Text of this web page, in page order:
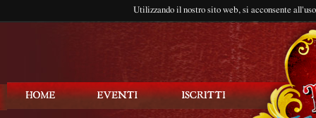
Utilizzando il nostro sito web, si acconsente